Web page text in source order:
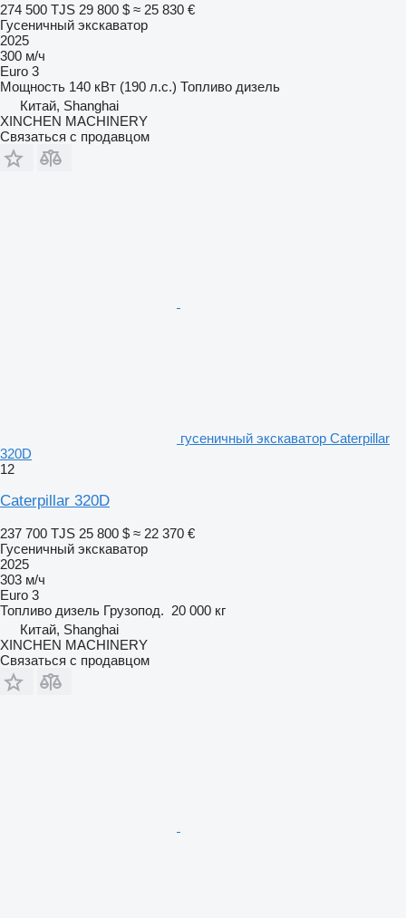
274 500 TJS 29 800 $ ≈ 25 830 €
Гусеничный экскаватор
2025
300 м/ч
Euro 3
Мощность 140 кВт (190 л.с.) Топливо дизель
Китай, Shanghai
XINCHEN MACHINERY
Связаться с продавцом
гусеничный экскаватор Caterpillar
320D
12
Caterpillar 320D
237 700 TJS 25 800 $ ≈ 22 370 €
Гусеничный экскаватор
2025
303 м/ч
Euro 3
Топливо дизель Грузопод. 20 000 кг
Китай, Shanghai
XINCHEN MACHINERY
Связаться с продавцом